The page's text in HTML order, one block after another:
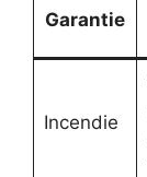
Garantie
Incendie